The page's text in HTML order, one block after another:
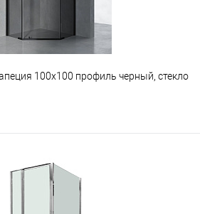
100х100 профиль черный, стекло
В наличии